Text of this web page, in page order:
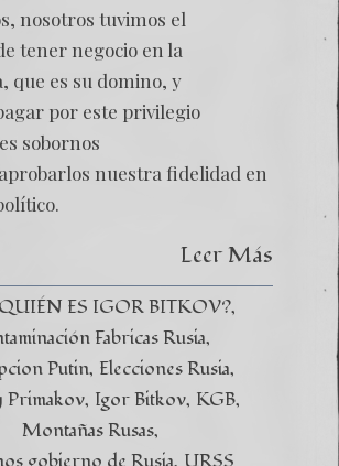
nosotros tuvimos el
tener negocio en la
que es su domino, y
por este privilegio
sobornos
nuestra fidelidad en
Leer Más
ES IGOR BITKOV?
Fabricas Rusia
Putin Elecciones Rusia
Primakov Igor Bitkov KGB
Montañas Rusas